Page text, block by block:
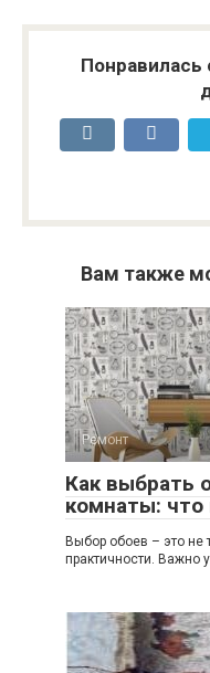
Понравилась
Вам также
Ремонт
Как выбрать
комнаты: что
Выбор обоев – это не
практичности. Важно